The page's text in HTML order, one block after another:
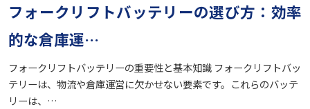
フォークリフトバッテリーの選び方：効率
的な倉庫運…
フォークリフトバッテリーの重要性と基本知識 フォークリフトバッ
テリーは、物流や倉庫運営に欠かせない要素です。これらのバッテ
リーは、…